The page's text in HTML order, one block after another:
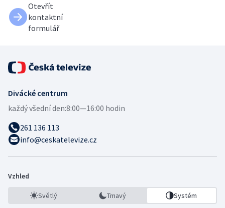
Otevřít
kontaktní
formulář
Divácké centrum
každý všední den:8:00—16:00 hodin
261 136 113
info@ceskatelevize.cz
Vzhled
Světlý Tmavý Systém